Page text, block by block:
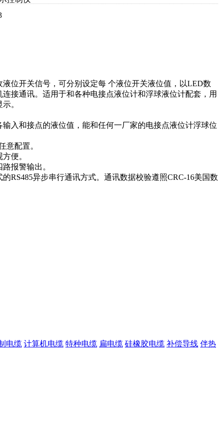
位开关信号，可分别设定每 个液位开关液位值，以LED数
接通讯。适用于和各种电接点液位计和浮球液位计配套，用
。
入和接点的液位值，能和任何一厂家的电接点液位计浮球位
意配置。
便。
报警输出。
RS485异步串行通讯方式。通讯数据校验遵照CRC-16美国数
电缆 计算机电缆 特种电缆 扁电缆 硅橡胶电缆 补偿导线 伴热